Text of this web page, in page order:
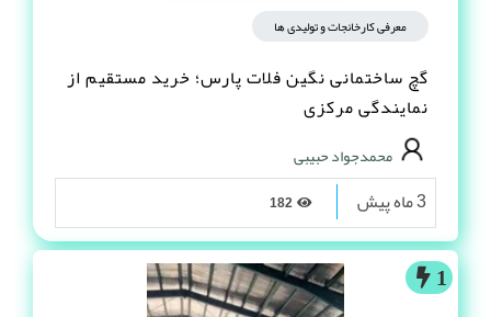
معرفی کارخانجات و تولیدی ها
گچ ساختمانی نگین فلات پارس؛ خرید مستقیم از
نمایندگی مرکزی
محمدجواد حبیبی
3 ماه پیش
1